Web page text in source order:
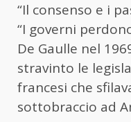
“Il consenso e i
“I governi
De Gaulle nel
stravinto le
francesi che
sottobraccio ad